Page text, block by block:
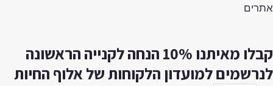
קבלו מאיתנו 10% הנחה לקנייה הראשונה
למועדון הלקוחות של אלוף החיות